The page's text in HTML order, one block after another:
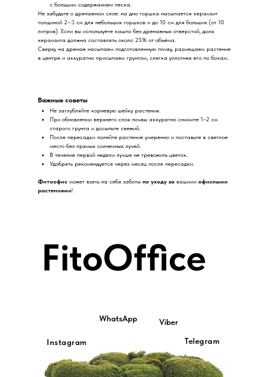
с большим содержанием песка.
Не забудьте о дренажном слое: на дно горшка насыпается керамзит
толщиной 2–3 см для небольших горшков и до 10 см для больших (от 10
литров). Если вы используете кашпо без дренажных отверстий, доля
керамзита должна составлять около 25% от объёма.
Сверху на дренаж насыпаем подготовленную почву, размещаем растение
в центре и аккуратно присыпаем грунтом, слегка уплотняя его по бокам.
Важные советы
Не заглубляйте корневую шейку растения.
При обновлении верхнего слоя почвы аккуратно снимите 1–2 см
старого грунта и досыпьте свежий.
После пересадки полейте растение умеренно и поставьте в светлое
место без прямых солнечных лучей.
В течение первой недели лучше не тревожить цветок.
Удобрять рекомендуется через месяц после пересадки.
Фитоофис может взять на себя заботы по уходу за вашими офисными
растениями!
FitoOffice
Telegram
WhatsApp
Instagram
Viber